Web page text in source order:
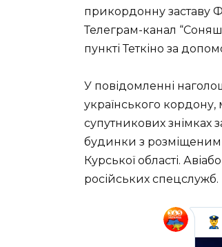
прикордонну заставу
Телеграм-канал
пункті Теткіно за
У повідомленні
українського
супутникових знімках
будинки з
Курської області.
російських спецслужб.